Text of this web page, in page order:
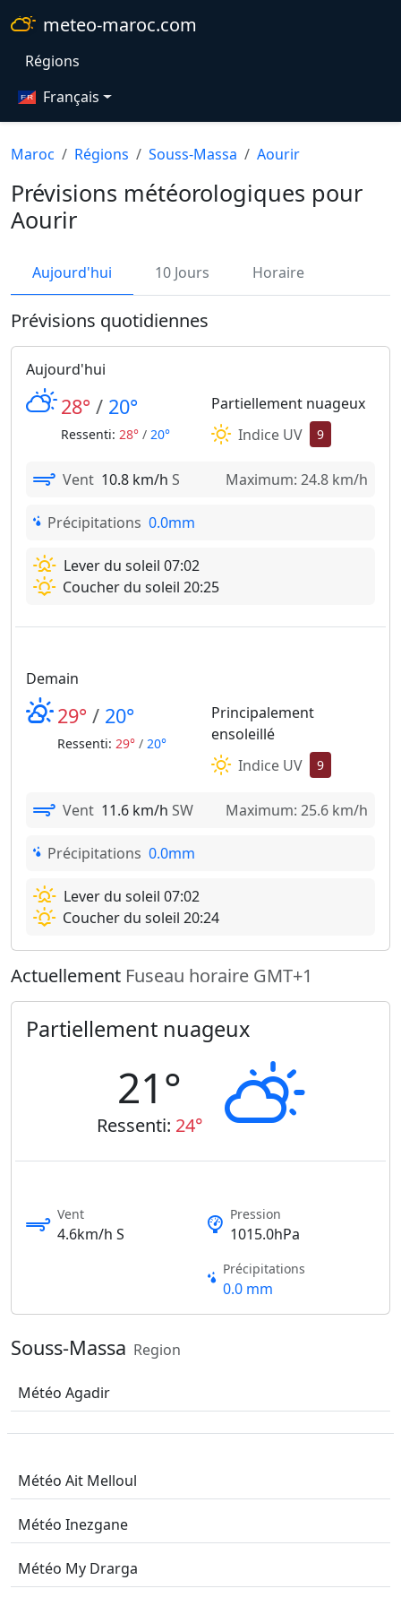
meteo-maroc.com
Régions
Français
Maroc Régions Souss-Massa Aourir
Prévisions météorologiques pour
Aourir
Aujourd'hui 10 Jours Horaire
Prévisions quotidiennes
Aujourd'hui
28° / 20°
Ressenti: 28° / 20°
Partiellement nuageux
Indice UV
9
Vent 10.8 km/h S Maximum: 24.8 km/h
Précipitations 0.0mm
Lever du soleil 07:02
Coucher du soleil 20:25
Demain
29° / 20°
Ressenti: 29° / 20°
Principalement
ensoleillé
Indice UV
9
Vent 11.6 km/h SW Maximum: 25.6 km/h
Précipitations 0.0mm
Lever du soleil 07:02
Coucher du soleil 20:24
Actuellement Fuseau horaire GMT+1
Partiellement nuageux
21°
Ressenti: 24°
Vent
4.6km/h S
Pression
1015.0hPa
Précipitations
0.0 mm
Souss-Massa Region
Météo Agadir
Météo Ait Melloul
Météo Inezgane
Météo My Drarga